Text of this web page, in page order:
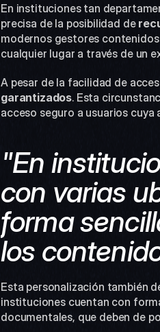
En instituciones tan
precisa de la posibilidad de
modernos gestores
cualquier lugar a través de un
A pesar de la facilidad de
garantizados. Esta
acceso seguro a usuarios
"En
con varias
forma
los
Esta personalización también
instituciones cuentan con
documentales, que deben de